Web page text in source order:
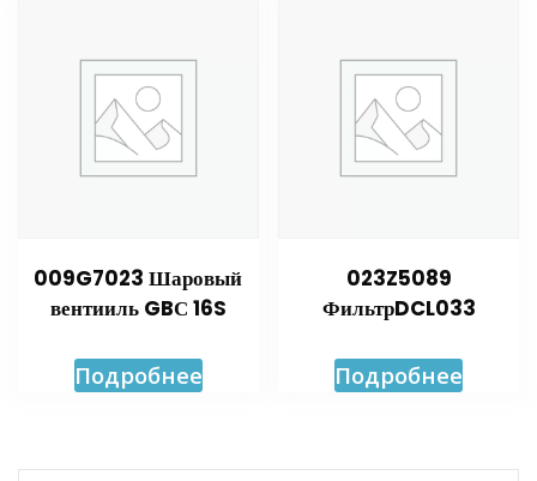
009G7023 Шаровый
вентииль GBС 16S
Подробнее
023Z5089
ФильтрDCL033
Подробнее